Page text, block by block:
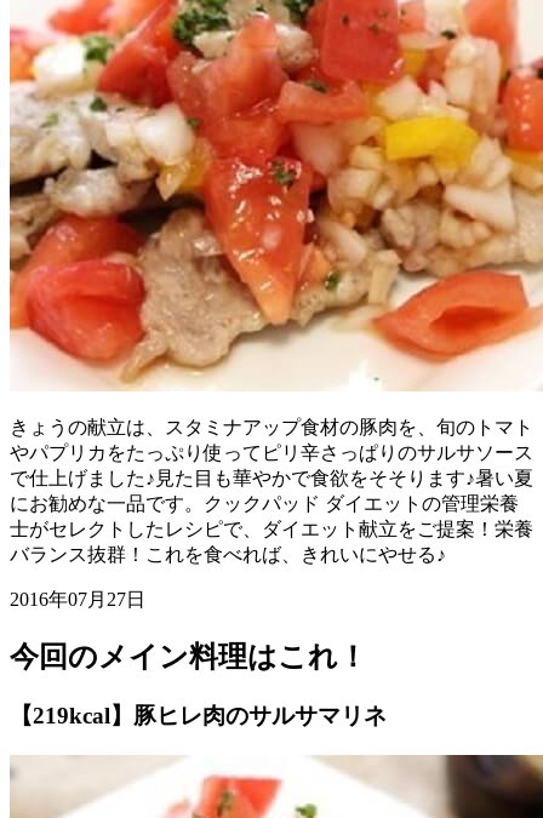
きょうの献立は、スタミナアップ食材の豚肉を、旬のトマト
やパプリカをたっぷり使ってピリ辛さっぱりのサルサソース
で仕上げました♪見た目も華やかで食欲をそそります♪暑い夏
にお勧めな一品です。クックパッド ダイエットの管理栄養
士がセレクトしたレシピで、ダイエット献立をご提案！栄養
バランス抜群！これを食べれば、きれいにやせる♪
2016年07月27日
今回のメイン料理はこれ！
【219kcal】豚ヒレ肉のサルサマリネ